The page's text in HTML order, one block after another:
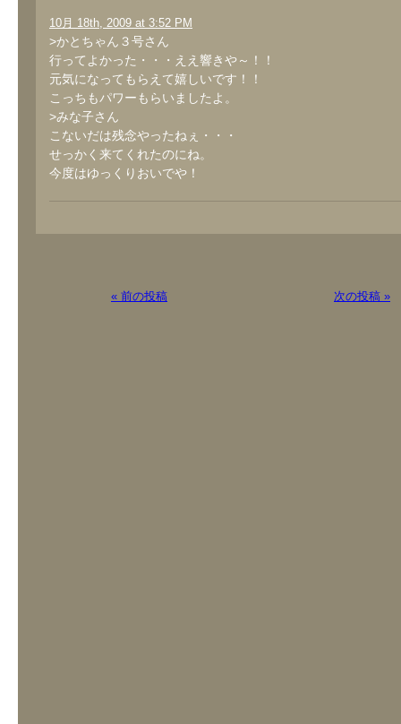
10月 18th, 2009 at 3:52 PM
>かとちゃん３号さん
行ってよかった・・・ええ響きや～！！
元気になってもらえて嬉しいです！！
こっちもパワーもらいましたよ。
>みな子さん
こないだは残念やったねぇ・・・
せっかく来てくれたのにね。
今度はゆっくりおいでや！
« 前の投稿 次の投稿 »